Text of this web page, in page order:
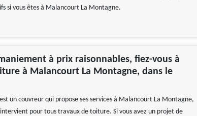
si vous êtes à Malancourt La Montagne.
à prix raisonnables, fiez-vous à
à Malancourt La Montagne, dans le
un couvreur qui propose ses services à Malancourt La Montagne,
pour tous travaux de toiture. Si vous avez un projet de